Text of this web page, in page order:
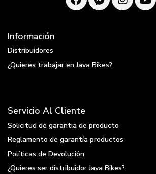
Información
Distribuidores
¿Quieres trabajar en Java Bikes?
Servicio Al Cliente
Solicitud de garantia de producto
Reglamento de garantía productos
Políticas de Devolución
¿Quieres ser distribuidor Java Bikes?